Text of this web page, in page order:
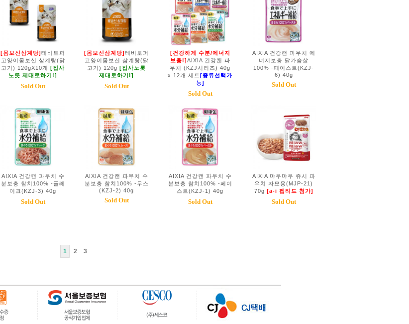
[몸보신삼계탕]테비토퍼
고양이몸보신 삼계탕(닭
고기) 120gX10개 [집사
노릇 제대로하기!]
Sold Out
[몸보신삼계탕]테비토퍼
고양이몸보신 삼계탕(닭
고기) 120g [집사노릇
제대로하기!]
Sold Out
[건강하게 수분/에너지
보충!]AIXIA 건강캔 파
우치 (KZJ시리즈) 40g
x 12개 세트 [종류선택가
능]
Sold Out
AIXIA 건강캔 파우치 에
너지보충 닭가슴살
100% -페이스트(KZJ-
6) 40g
Sold Out
AIXIA 건강캔 파우치 수
분보충 참치100% -플레
이크(KZJ-3) 40g
Sold Out
AIXIA 건강캔 파우치 수
분보충 참치100% -무스
(KZJ-2) 40g
Sold Out
AIXIA 건강캔 파우치 수
분보충 참치100% -페이
스트(KZJ-1) 40g
Sold Out
AIXIA 먀우먀우 쥬시 파
우치 자묘용(MJP-21)
70g [a-i 펩티드 첨가]
Sold Out
1 2 3